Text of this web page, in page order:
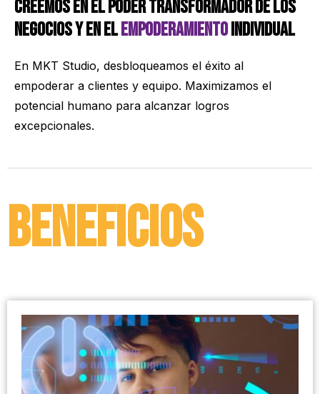
Creemos en el poder transformador de los
negocios y en elempoderamientoindividual
En MKT Studio, desbloqueamos el éxito al
empoderar a clientes y equipo. Maximizamos el
potencial humano para alcanzar logros
excepcionales.
BENEFICIOS